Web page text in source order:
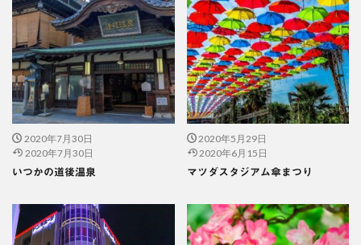
2020年7月30日
2020年7月30日
いつかの道後温泉
2020年5月29日
2020年6月15日
マツダスタジアム傘まつり